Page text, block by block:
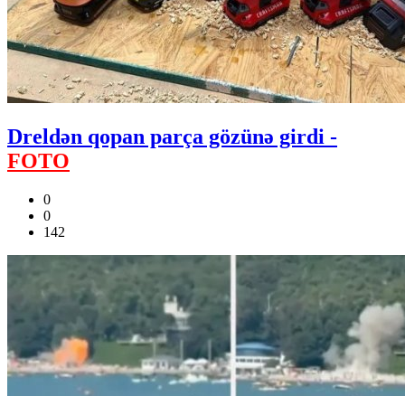
Dreldən qopan parça gözünə girdi -
FOTO
0
0
142